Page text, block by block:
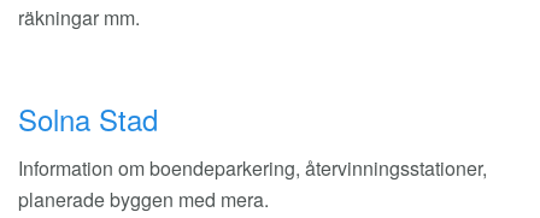
räkningar mm.
Solna Stad
Information om boendeparkering, återvinningsstationer,
planerade byggen med mera.